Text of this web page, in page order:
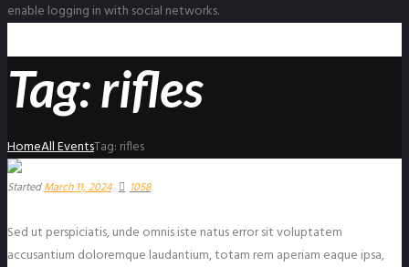
enable logging in with social networks.
Tag: rifles
HomeAll EventsTag: rifles
StartedMarch 11, 2024 1058
Sed ut perspiciatis, unde omnis iste natus error sit voluptatem
accusantium doloremque laudantium, totam rem aperiam eaque ipsa,